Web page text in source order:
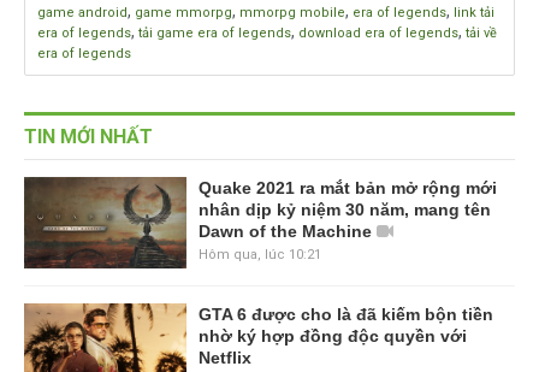
game android, game mmorpg, mmorpg mobile, era of legends, link tải
era of legends, tải game era of legends, download era of legends, tải về
era of legends
TIN MỚI NHẤT
Quake 2021 ra mắt bản mở rộng mới
nhân dịp kỷ niệm 30 năm, mang tên
Dawn of the Machine
Hôm qua, lúc 10:21
GTA 6 được cho là đã kiếm bộn tiền
nhờ ký hợp đồng độc quyền với
Netflix